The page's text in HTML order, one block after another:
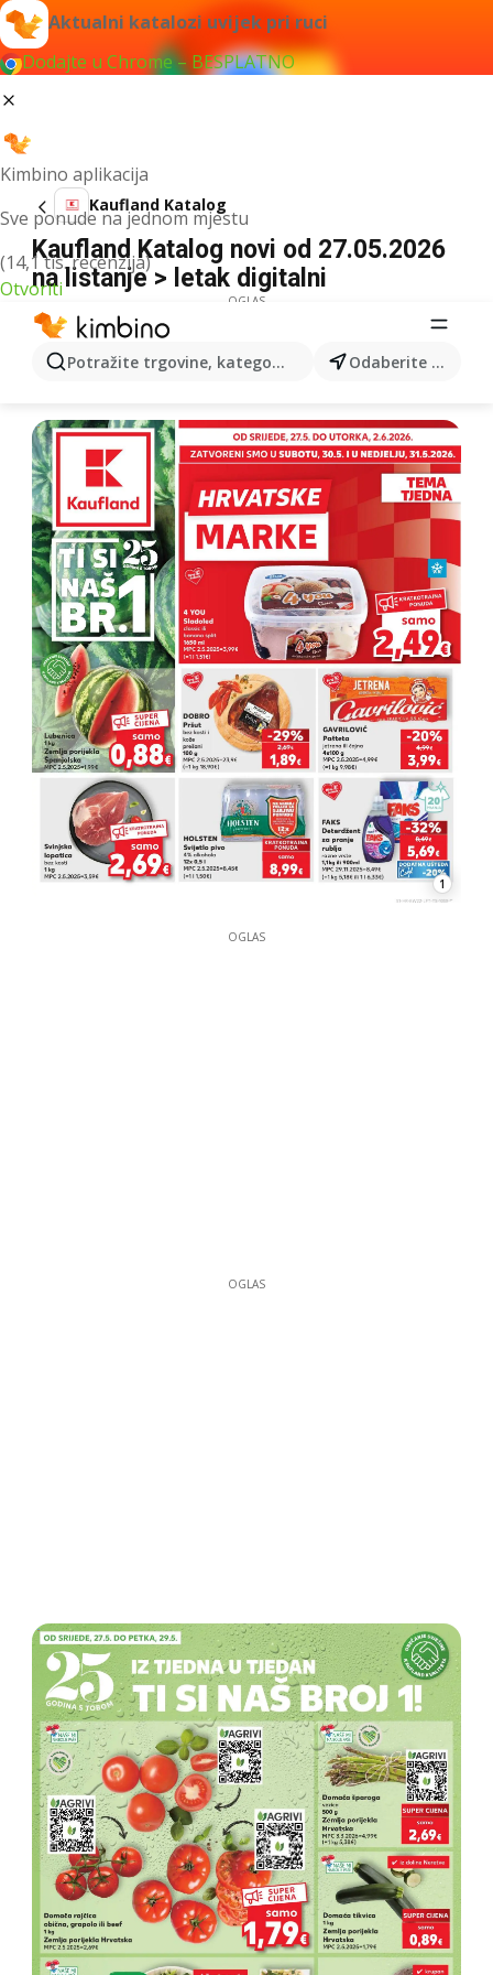
Aktualni katalozi uvijek pri ruci
Dodajte u Chrome – BESPLATNO
Kimbino aplikacija
Sve ponude na jednom mjestu
(14,1 tis. recenzija)
Otvoriti
Potražite trgovine, kategorije, proizvode... Odaberite grad
Kaufland Katalog
Kaufland Katalog novi od 27.05.2026
na listanje > letak digitalni
OGLAS
1
OGLAS
OGLAS